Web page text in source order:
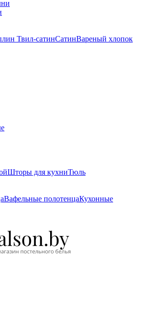
Твил-сатинСатинВареный хлопок
Шторы для кухниТюль
Вафельные полотенцаКухонные